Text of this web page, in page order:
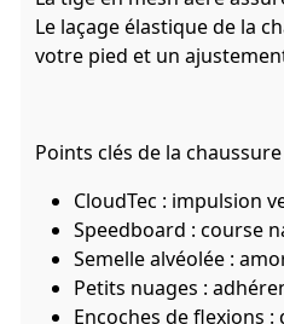
Le laçage élastique de la
votre pied et un
Points clés de la
CloudTec : impulsion
Speedboard : course
Semelle alvéolée :
Petits nuages :
Encoches de flexions